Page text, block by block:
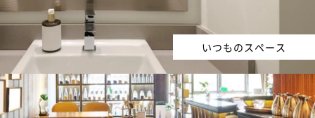
いつものスペース